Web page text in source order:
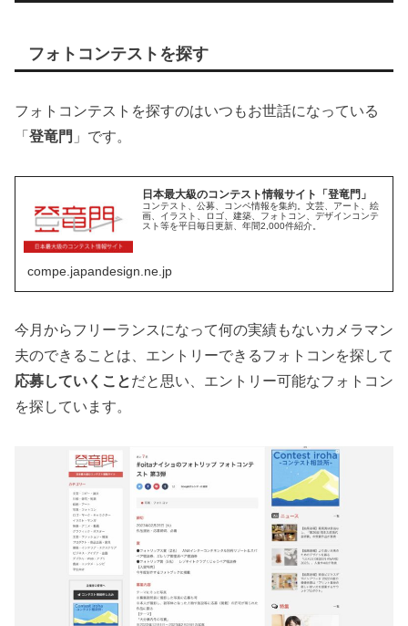
フォトコンテストを探す
フォトコンテストを探すのはいつもお世話になっている
「 登竜門 」です。
日本最大級のコンテスト情報サイト「登竜門」
コンテスト、公募、コンペ情報を集約。文芸、アート、絵
画、イラスト、ロゴ、建築、フォトコン、デザインコンテ
スト等を平日毎日更新、年間2,000件紹介。
compe.japandesign.ne.jp
今月からフリーランスになって何の実績もないカメラマン
夫のできることは、エントリーできるフォトコンを探して
応募していくことだと思い、エントリー可能なフォトコン
を探しています。